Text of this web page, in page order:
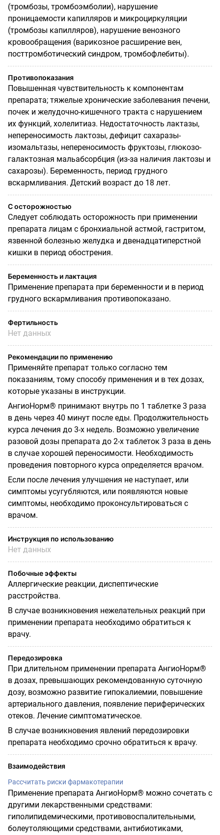
(тромбозы, тромбоэмболии), нарушение
проницаемости капилляров и микроциркуляции
(тромбозы капилляров), нарушение венозно­го
кровообращения (варикозное расширение вен,
посттромботический синдром, тромбофле­биты).
Противопоказания
Повышенная чувствительность к компонентам
препарата; тяжелые хронические заболевания печени,
почек и желудочно-кишечного тракта с нарушением
их функций, холелитиаз. Недо­статочность лактазы,
непереносимость лактозы, дефицит сахаразы-
изомальтазы, неперено­симость фруктозы, глюкозо-
галактозная мальабсорбция (из-за наличия лактозы и
сахарозы). Беременность, период грудного
вскармливания. Детский возраст до 18 лет.
С осторожностью
Следует соблюдать осторожность при применении
препарата лицам с бронхиальной астмой, гастритом,
язвенной болезнью желудка и двенадцатиперстной
кишки в период обострения.
Беременность и лактация
Применение препарата при беременности и в период
грудного вскармливания противопока­зано.
Фертильность
Нет данных
Рекомендации по применению
Применяйте препарат только согласно тем
показаниям, тому способу применения и в тех до­зах,
которые указаны в инструкции.
АнгиоНорм® принимают внутрь по 1 таблетке 3 раза
в день через 40 минут после еды. Про­должительность
курса лечения до 3-х недель. Возможно увеличение
разовой дозы препарата до 2-х таблеток 3 раза в день
в случае хорошей переносимости. Необходимость
проведения повторного курса определяется врачом.
Если после лечения улучшения не наступает, или
симптомы усугубляются, или появляются новые
симптомы, необходимо проконсультироваться с
врачом.
Инструкция по использованию
Нет данных
Побочные эффекты
Аллергические реакции, диспептические
расстройства.
В случае возникновения нежелательных реакций при
применении препарата необходимо об­ратиться к
врачу.
Передозировка
При длительном применении препарата АнгиоНорм®
в дозах, превышающих рекомендован­ную суточную
дозу, возможно развитие гипокалиемии, повышение
артериального давления, появление периферических
отеков. Лечение симптоматическое.
В случае возникновения явлений передозировки
препарата необходимо срочно обратиться к врачу.
Взаимодействия
Рассчитать риски фармакотерапии
Применение препарата АнгиоНорм® можно сочетать с
другими лекарственными средствами:
гиполипидемическими, противовоспалительными,
болеутоляющими средствами, антибиоти­ками,